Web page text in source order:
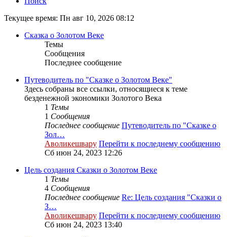
Текущее время: Пн авг 10, 2026 08:12
Сказка о Золотом Веке
Темы
Сообщения
Последнее сообщение
Путеводитель по "Сказке о Золотом Веке"
Здесь собраны все ссылки, относящиеся к теме
безденежной экономики Золотого Века
1 Темы
1 Сообщения
Последнее сообщение Путеводитель по "Сказке о
Зол…
Аволикешвару Перейти к последнему сообщению
Сб июн 24, 2023 12:26
Цель создания Сказки о Золотом Веке
1 Темы
4 Сообщения
Последнее сообщение Re: Цель создания "Сказки о
З…
Аволикешвару Перейти к последнему сообщению
Сб июн 24, 2023 13:40